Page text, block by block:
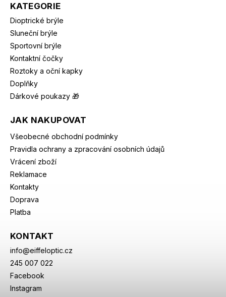
KATEGORIE
Dioptrické brýle
Sluneční brýle
Sportovní brýle
Kontaktní čočky
Roztoky a oční kapky
Doplňky
Dárkové poukazy 🎁
JAK NAKUPOVAT
Všeobecné obchodní podmínky
Pravidla ochrany a zpracování osobních údajů
Vrácení zboží
Reklamace
Kontakty
Doprava
Platba
KONTAKT
info@eiffeloptic.cz
245 007 022
Facebook
Instagram